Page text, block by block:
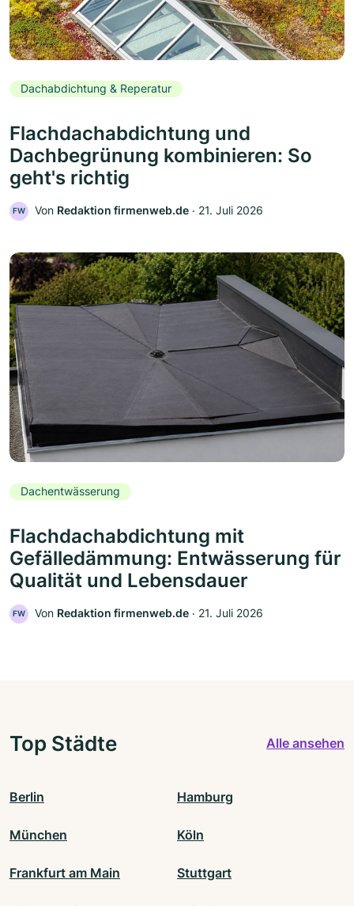
Dachabdichtung & Reperatur
Flachdachabdichtung und
Dachbegrünung kombinieren: So
geht's richtig
FW Von Redaktion firmenweb.de ‧ 21. Juli 2026
Dachentwässerung
Flachdachabdichtung mit
Gefälledämmung: Entwässerung für
Qualität und Lebensdauer
FW Von Redaktion firmenweb.de ‧ 21. Juli 2026
Top Städte Alle ansehen
Berlin Hamburg
München Köln
Frankfurt am Main Stuttgart